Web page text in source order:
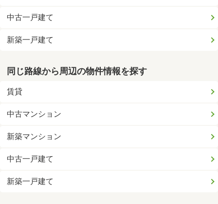
中古一戸建て
新築一戸建て
同じ路線から周辺の物件情報を探す
賃貸
中古マンション
新築マンション
中古一戸建て
新築一戸建て